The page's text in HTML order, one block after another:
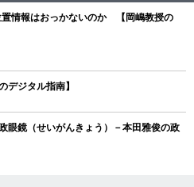
置情報はおっかないのか 【岡嶋教授の
ジタル指南】
鏡（せいがんきょう）－本田雅俊の政